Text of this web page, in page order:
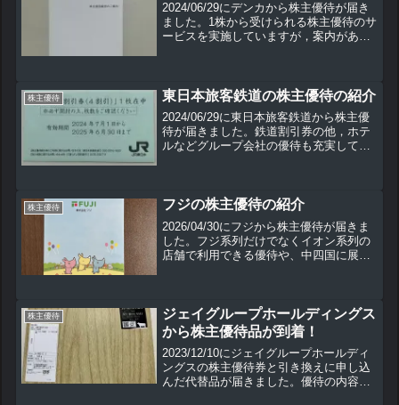
2024/06/29にデンカから株主優待が届き
ました。1株から受けられる株主優待のサ
ービスを実施していますが，案内がある
ん。
株主優待 東日本旅客鉄道の株主優待の紹介
2024/06/29に東日本旅客鉄道から株主優
待が届きました。鉄道割引券の他，ホテ
ルなどグループ会社の優待も充実してい
株主優待 フジの株主優待の紹介
2026/04/30にフジから株主優待が届きま
した。フジ系列だけでなくイオン系列の
店舗で利用できる優待や、中四国に展開
株主優待
ジェイグループホールディングス
から株主優待品が到着！
2023/12/10にジェイグループホールディ
ングスの株主優待券と引き換えに申し込
んだ代替品が届きました。優待の内容，